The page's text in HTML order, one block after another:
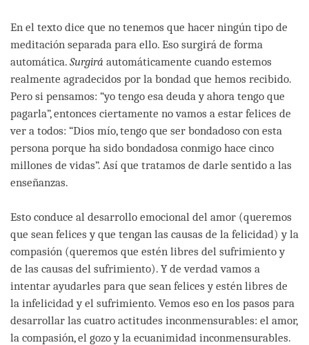
En el texto dice que no tenemos que hacer ningún tipo de
meditación separada para ello. Eso surgirá de forma
automática. Surgirá automáticamente cuando estemos
realmente agradecidos por la bondad que hemos recibido.
Pero si pensamos: “yo tengo esa deuda y ahora tengo que
pagarla”, entonces ciertamente no vamos a estar felices de
ver a todos: “Dios mío, tengo que ser bondadoso con esta
persona porque ha sido bondadosa conmigo hace cinco
millones de vidas”. Así que tratamos de darle sentido a las
enseñanzas.
Esto conduce al desarrollo emocional del amor (queremos
que sean felices y que tengan las causas de la felicidad) y la
compasión (queremos que estén libres del sufrimiento y
de las causas del sufrimiento). Y de verdad vamos a
intentar ayudarles para que sean felices y estén libres de
la infelicidad y el sufrimiento. Vemos eso en los pasos para
desarrollar las cuatro actitudes inconmensurables: el amor,
la compasión, el gozo y la ecuanimidad inconmensurables.